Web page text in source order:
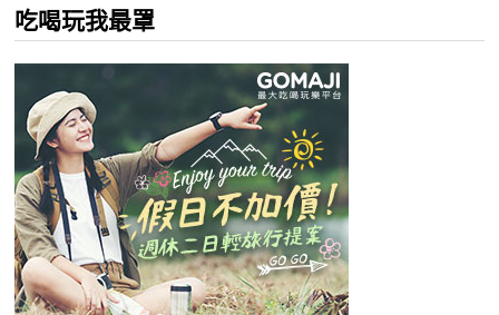
吃喝玩我最罩